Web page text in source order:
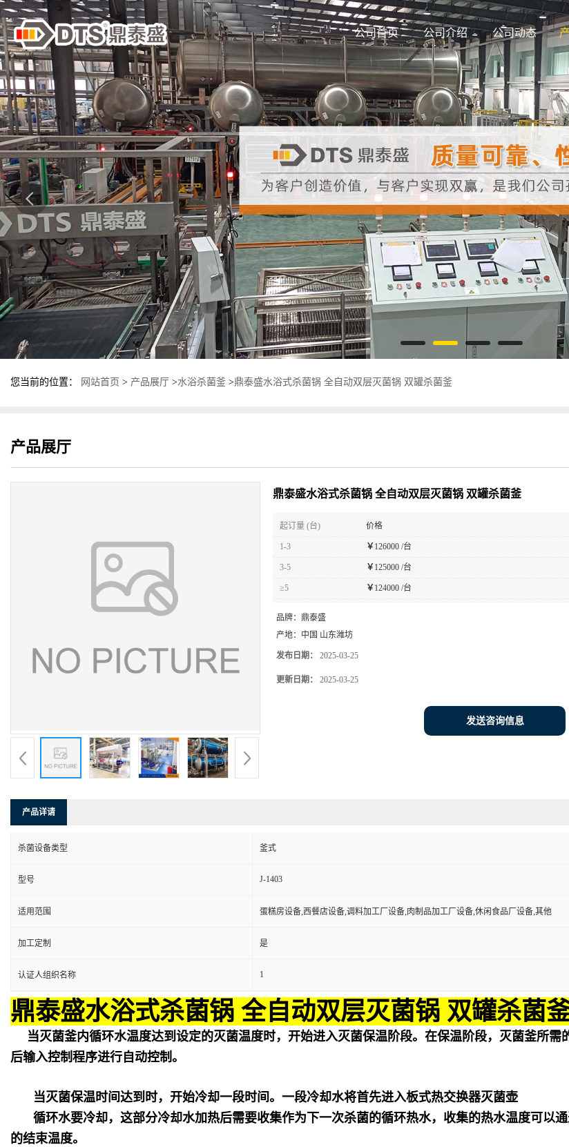
公司首页 公司介绍 公司动态
您当前的位置： 网站首页 > 产品展厅 >水浴杀菌釜 >鼎泰盛水浴式杀菌锅 全自动双层灭菌锅 双罐杀菌釜
产品展厅
鼎泰盛水浴式杀菌锅 全自动双层灭菌锅 双罐杀菌釜
起订量 (台) 价格
1-3 ￥ 126000 /台
3-5 ￥ 125000 /台
≥5 ￥ 124000 /台
品牌： 鼎泰盛
产地： 中国 山东潍坊
发布日期： 2025-03-25
更新日期： 2025-03-25
发送咨询信息
产品详请
杀菌设备类型 釜式
型号 J-1403
适用范围 蛋糕房设备,西餐店设备,调料加工厂设备,肉制品加工厂设备,休闲食品厂设备,其他
加工定制 是
认证人组织名称 1
鼎泰盛水浴式杀菌锅 全自动双层灭菌锅 双罐杀菌
当灭菌釜内循环水温度达到设定的灭菌温度时，开始进入灭菌保温阶段。在保温阶段，灭菌釜所
后输入控制程序进行自动控制。
当灭菌保温时间达到时，开始冷却一段时间。一段冷却水将首先进入板式热交换器灭菌壶
循环水要冷却，这部分冷却水加热后需要收集作为下一次杀菌的循环热水，收集的热水温度可以
的结束温度。